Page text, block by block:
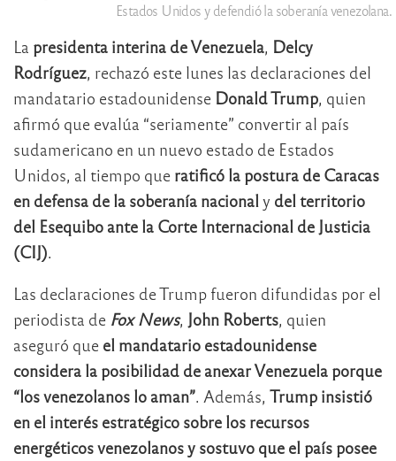
Estados Unidos y defendió la soberanía venezolana.
La presidenta interina de Venezuela, Delcy
Rodríguez, rechazó este lunes las declaraciones del
mandatario estadounidense Donald Trump, quien
afirmó que evalúa “seriamente” convertir al país
sudamericano en un nuevo estado de Estados
Unidos, al tiempo que ratificó la postura de Caracas
en defensa de la soberanía nacional y del territorio
del Esequibo ante la Corte Internacional de Justicia
(CIJ).
Las declaraciones de Trump fueron difundidas por el
periodista de Fox News, John Roberts, quien
aseguró que el mandatario estadounidense
considera la posibilidad de anexar Venezuela porque
“los venezolanos lo aman”. Además, Trump insistió
en el interés estratégico sobre los recursos
energéticos venezolanos y sostuvo que el país posee